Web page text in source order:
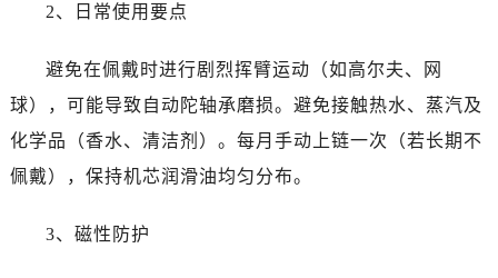
广西省南宁市青秀区金湖路59号地王大厦12楼1224室劳力士售后服务中心（需提前预约）
安徽省合肥市蜀山区潜山路111号万象城华润大厦B座12楼03室劳力士售后服务中心（需提前预约）
福建省泉州市丰泽区宝洲路729号浦西万达中心写字楼A座7楼709室劳力士售后服务中心（需提前预约）
2、日常使用要点
避免在佩戴时进行剧烈挥臂运动（如高尔夫、网
球），可能导致自动陀轴承磨损。避免接触热水、蒸汽及
化学品（香水、清洁剂）。每月手动上链一次（若长期不
佩戴），保持机芯润滑油均匀分布。
3、磁性防护